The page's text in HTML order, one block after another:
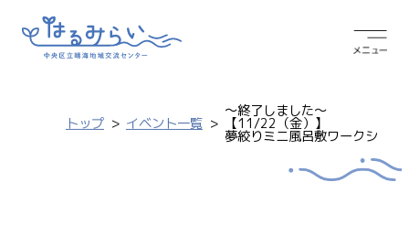
トップ イベント一覧
～終了しました～
【11/22（金）】
夢絞りミニ風呂敷ワークショッ